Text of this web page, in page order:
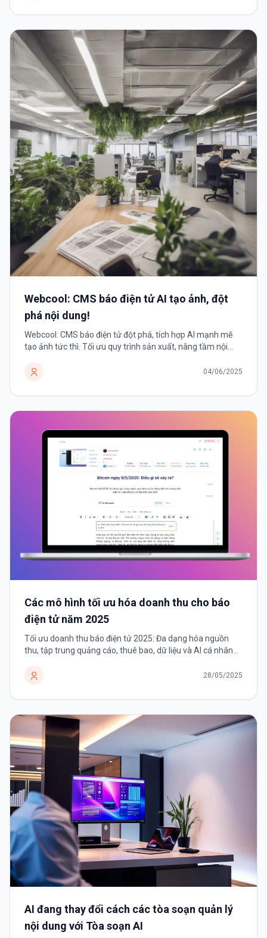
Webcool: CMS báo điện tử AI tạo ảnh, đột
phá nội dung!
Webcool: CMS báo điện tử đột phá, tích hợp AI mạnh mẽ
tạo ảnh tức thì. Tối ưu quy trình sản xuất, nâng tầm nội
04/06/2025
Các mô hình tối ưu hóa doanh thu cho báo
điện tử năm 2025
Tối ưu doanh thu báo điện tử 2025: Đa dạng hóa nguồn
thu, tập trung quảng cáo, thuê bao, dữ liệu và AI cá nhân
28/05/2025
AI đang thay đổi cách các tòa soạn quản lý
nội dung với Tòa soạn AI